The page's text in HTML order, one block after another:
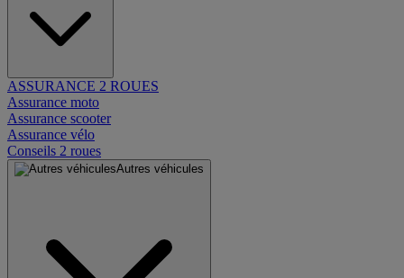
ASSURANCE 2 ROUES
Assurance moto
Assurance scooter
Assurance vélo
Conseils 2 roues
Autres véhicules